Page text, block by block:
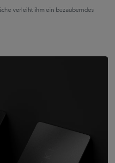
verleiht ihm ein bezauberndes